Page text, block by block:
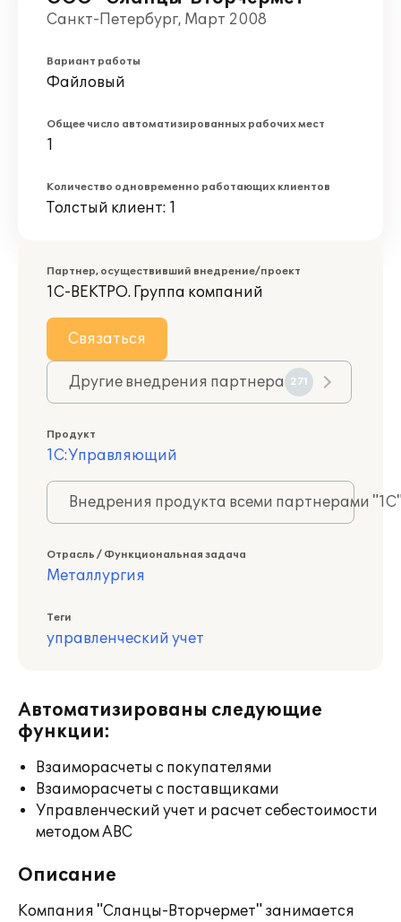
Санкт-Петербург, Март 2008
Вариант работы
Файловый
Общее число автоматизированных рабочих мест
1
Количество одновременно работающих клиентов
Толстый клиент: 1
Партнер, осуществивший внедрение/проект
1С-ВЕКТРО. Группа компаний
Связаться
Другие внедрения партнера 271
Продукт
1С:Управляющий
Внедрения продукта всеми партнерами
Отрасль / Функциональная задача
Металлургия
Теги
управленческий учет
Автоматизированы следующие
функции:
Взаиморасчеты с покупателями
Взаиморасчеты с поставщиками
Управленческий учет и расчет себестоимости
методом ABC
Описание
Компания "Сланцы-Вторчермет" занимается